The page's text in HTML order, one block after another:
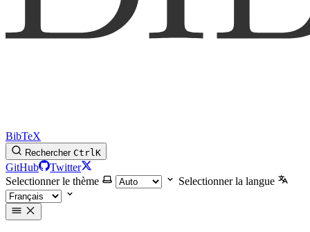
BibTeX
Rechercher CtrlK
GitHub
Twitter
Selectionner le thème
Selectionner la langue